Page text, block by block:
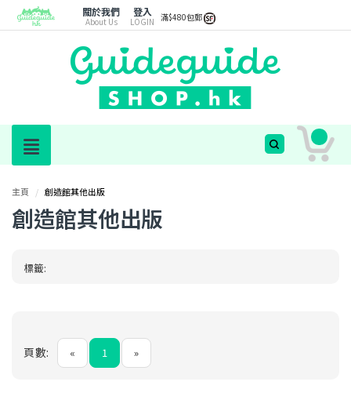
關於我們
About Us
登入
LOGIN 滿$480包郵
主頁 / 創造館其他出版
創造館其他出版
標籤:
頁數: « 1 »